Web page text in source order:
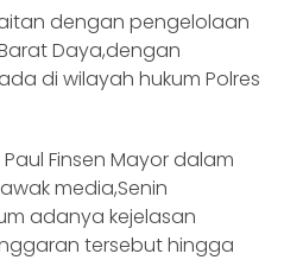
dengan pengelolaan
Daya,dengan
di wilayah hukum Polres
Finsen Mayor dalam
media,Senin
adanya kejelasan
tersebut hingga